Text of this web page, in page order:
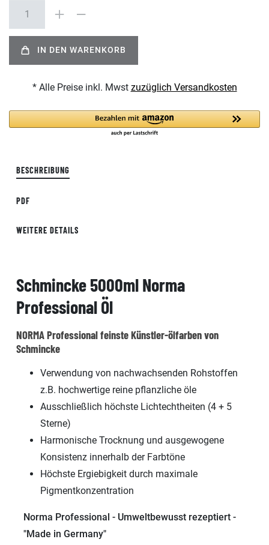
IN DEN WARENKORB
* Alle Preise inkl. Mwst zuzüglich Versandkosten
BESCHREIBUNG
PDF
WEITERE DETAILS
Schmincke 5000ml Norma
Professional Öl
NORMA Professional feinste Künstler-ölfarben von
Schmincke
Verwendung von nachwachsenden Rohstoffen
z.B. hochwertige reine pflanzliche öle
Ausschließlich höchste Lichtechtheiten (4 + 5
Sterne)
Harmonische Trocknung und ausgewogene
Konsistenz innerhalb der Farbtöne
Höchste Ergiebigkeit durch maximale
Pigmentkonzentration
Norma Professional - Umweltbewusst rezeptiert -
"Made in Germany"